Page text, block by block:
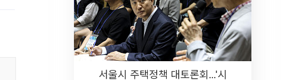
서울시 주택정책 대토론회...'시